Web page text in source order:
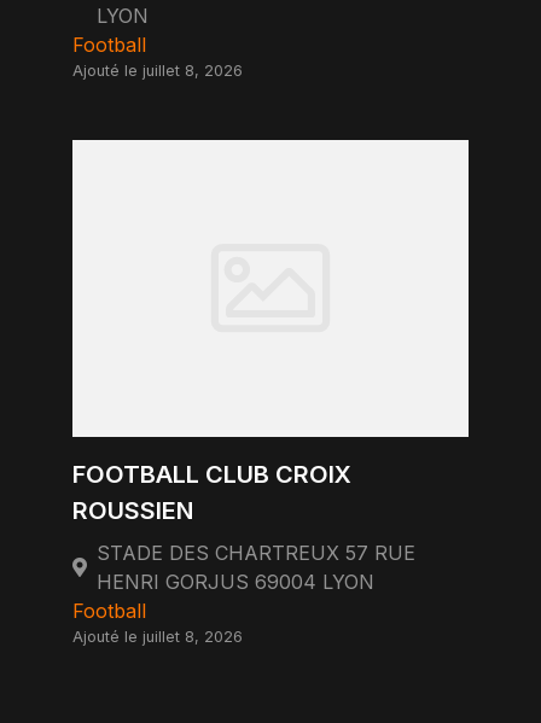
LYON
Football
Ajouté le juillet 8, 2026
FOOTBALL CLUB CROIX
ROUSSIEN
STADE DES CHARTREUX 57 RUE
HENRI GORJUS 69004 LYON
Football
Ajouté le juillet 8, 2026